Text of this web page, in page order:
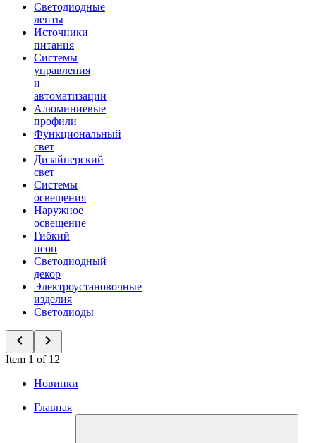
Светодиодные
ленты
Источники
питания
Системы
управления
и
автоматизации
Алюминиевые
профили
Функциональный
свет
Дизайнерский
свет
Системы
освещения
Наружное
освещение
Гибкий
неон
Светодиодный
декор
Электроустановочные
изделия
Светодиоды
Item 1 of 12
Новинки
Главная